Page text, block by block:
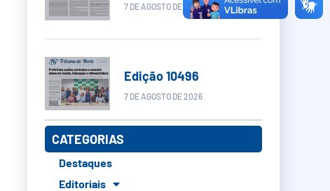
7 DE AGOSTO DE 2026
Edição 10496
7 DE AGOSTO DE 2026
CATEGORIAS
Destaques
Editoriais